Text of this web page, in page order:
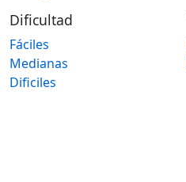
Dificultad
Fáciles
Medianas
Dificiles